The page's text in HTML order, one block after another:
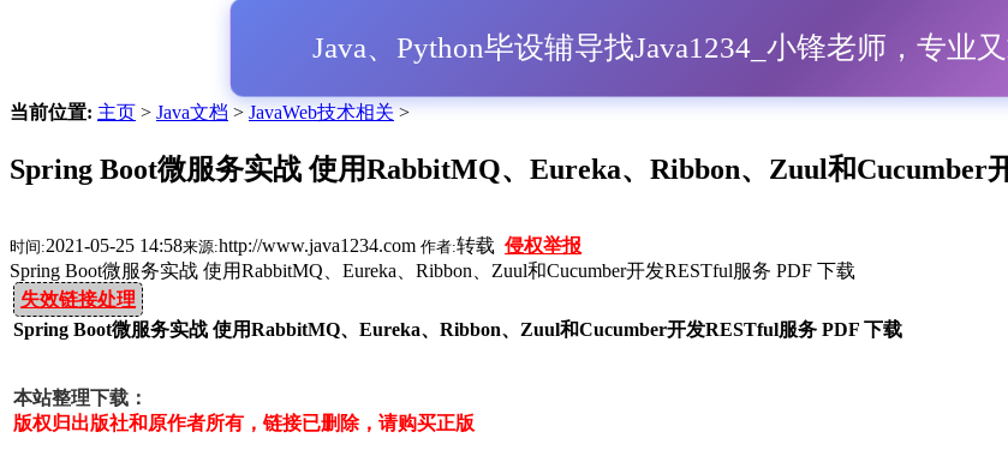
Java、Python毕设辅导找Java1234_小锋老师，专业
当前位置: 主页 > Java文档 > JavaWeb技术相关 >
Spring Boot微服务实战 使用RabbitMQ、Eureka、Ribbon、Zuul和Cucumber
时间:2021-05-25 14:58来源:http://www.java1234.com 作者:转载 侵权举报
Spring Boot微服务实战 使用RabbitMQ、Eureka、Ribbon、Zuul和Cucumber开发RESTful服务 PDF 下载
失效链接处理
Spring Boot微服务实战 使用RabbitMQ、Eureka、Ribbon、Zuul和Cucumber开发RESTful服务 PDF 下载
本站整理下载：
版权归出版社和原作者所有，链接已删除，请购买正版